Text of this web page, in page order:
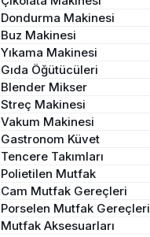
Dondurma Makinesi
Buz Makinesi
Yıkama Makinesi
Gıda Öğütücüleri
Blender Mikser
Streç Makinesi
Vakum Makinesi
Gastronom Küvet
Tencere Takımları
Polietilen Mutfak
Cam Mutfak Gereçleri
Porselen Mutfak Gereçleri
Mutfak Aksesuarları